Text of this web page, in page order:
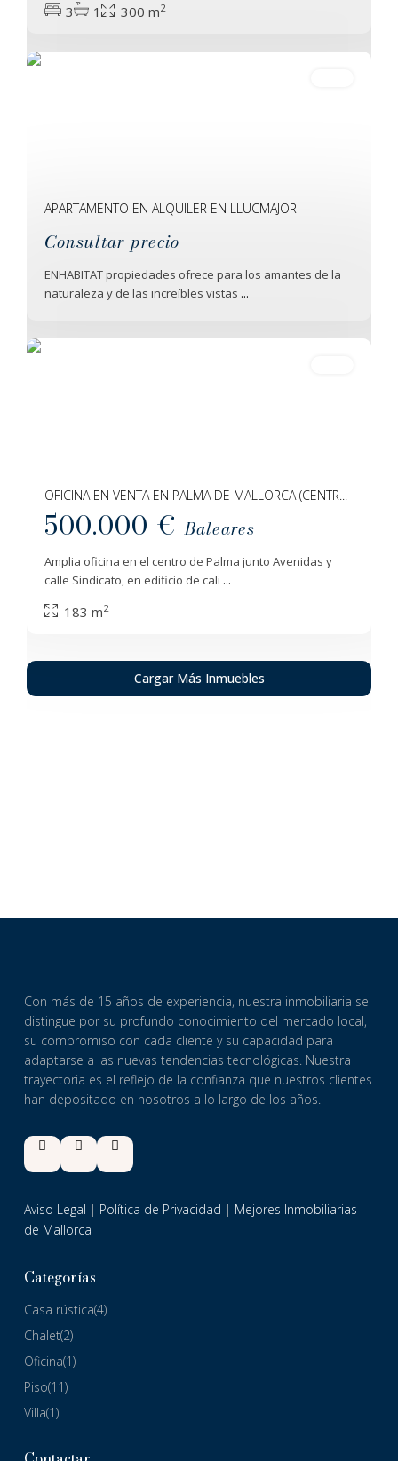
3 1 300 m2
APARTAMENTO EN ALQUILER EN LLUCMAJOR
Consultar precio
ENHABITAT propiedades ofrece para los amantes de la
naturaleza y de las increíbles vistas ...
Palma
De
OFICINA EN VENTA EN PALMA DE MALLORCA (CENTR...
500.000 €Baleares
Amplia oficina en el centro de Palma junto Avenidas y
calle Sindicato, en edificio de cali ...
183 m2
Cargar Más Inmuebles
Con más de 15 años de experiencia, nuestra inmobiliaria se
distingue por su profundo conocimiento del mercado local,
su compromiso con cada cliente y su capacidad para
adaptarse a las nuevas tendencias tecnológicas. Nuestra
trayectoria es el reflejo de la confianza que nuestros clientes
han depositado en nosotros a lo largo de los años.
Aviso Legal | Política de Privacidad | Mejores Inmobiliarias
de Mallorca
Categorías
Casa rústica(4)
Chalet(2)
Oficina(1)
Piso(11)
Villa(1)